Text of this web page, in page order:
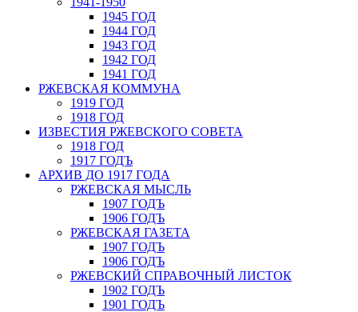
1945 ГОД
1944 ГОД
1943 ГОД
1942 ГОД
1941 ГОД
РЖЕВСКАЯ КОММУНА
1919 ГОД
1918 ГОД
ИЗВЕСТИЯ РЖЕВСКОГО СОВЕТА
1918 ГОД
1917 ГОДЪ
АРХИВ ДО 1917 ГОДА
РЖЕВСКАЯ МЫСЛЬ
1907 ГОДЪ
1906 ГОДЪ
РЖЕВСКАЯ ГАЗЕТА
1907 ГОДЪ
1906 ГОДЪ
РЖЕВСКИЙ СПРАВОЧНЫЙ ЛИСТОК
1902 ГОДЪ
1901 ГОДЪ